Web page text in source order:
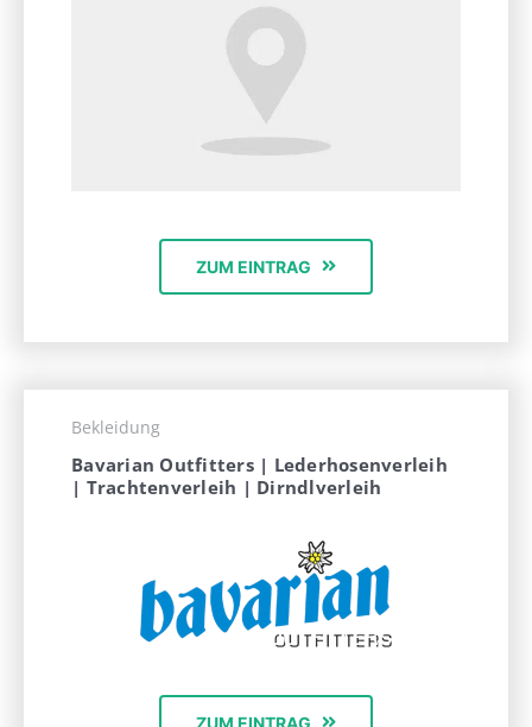
ZUM EINTRAG
Bekleidung
Bavarian Outfitters | Lederhosenverleih
| Trachtenverleih | Dirndlverleih
ZUM EINTRAG